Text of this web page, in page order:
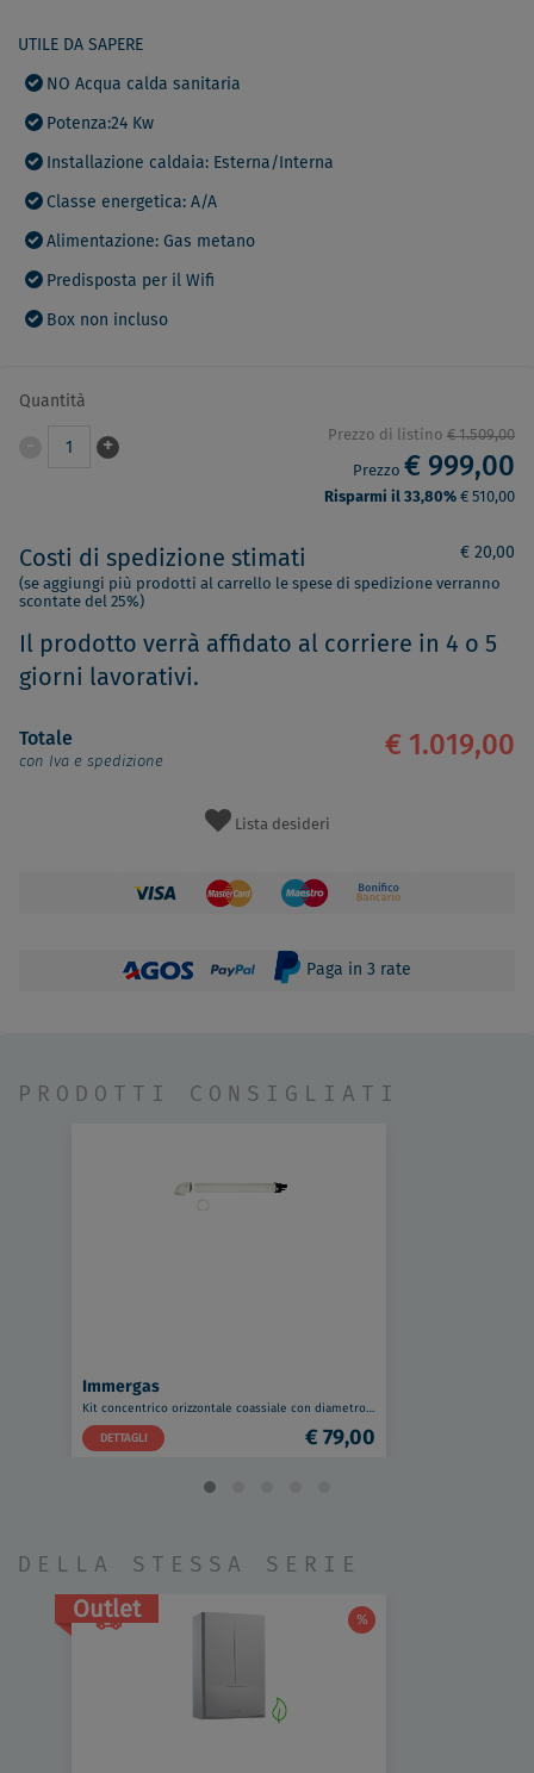
UTILE DA SAPERE
NO Acqua calda sanitaria
Potenza:24 Kw
Installazione caldaia: Esterna/Interna
Classe energetica: A/A
Alimentazione: Gas metano
Predisposta per il Wifi
Box non incluso
Quantità
1 +
Prezzo di listino € 1.509,00
Prezzo € 999,00
Risparmi il 33,80% € 510,00
Costi di spedizione stimati € 20,00
(se aggiungi più prodotti al carrello le spese di spedizione verranno
scontate del 25%)
Il prodotto verrà affidato al corriere in 4 o 5
giorni lavorativi.
Totale
con Iva e spedizione
€ 1.019,00
Lista desideri
Paga in 3 rate
PRODOTTI CONSIGLIATI
Immergas
Kit concentrico orizzontale coassiale con diametro 60/100 codice prod: 3.024267
DETTAGLI
€ 79,00
DELLA STESSA SERIE
Outlet %